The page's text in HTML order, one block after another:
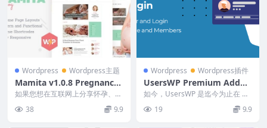
Wordpress Wordpress主题
Mamita v1.0.8 Pregnancy
& Maternity Blog WordPr
ess Theme #
如果您想在互联网上分享怀孕、分
娩和育儿的故事，那么 Mamita W
ordPre...
38 9.9
Wordpress Wordpress插件
UsersWP Premium Addon
s 1.2.9 (Activated)
如今，UsersWP 是迄今为止在 W
ordPress 上管理用户的最简单的
解决...
19 9.9